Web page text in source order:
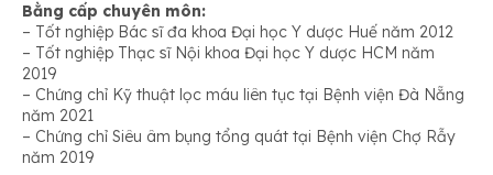
Bằng cấp chuyên môn:
– Tốt nghiệp Bác sĩ đa khoa Đại học Y dược Huế năm 2012
– Tốt nghiệp Thạc sĩ Nội khoa Đại học Y dược HCM năm
2019
– Chứng chỉ Kỹ thuật lọc máu liên tục tại Bệnh viện Đà Nẵng
năm 2021
– Chứng chỉ Siêu âm bụng tổng quát tại Bệnh viện Chợ Rẫy
năm 2019